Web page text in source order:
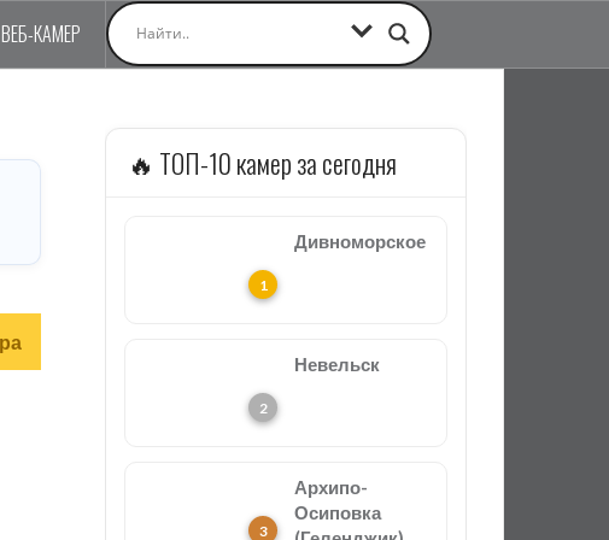
КАМЕР
🔥 ТОП-10 камер за сегодня
Дивноморское
Невельск
Архипо-
Осиповка